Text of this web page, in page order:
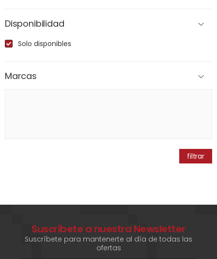
Disponibilidad
Solo disponibles
Marcas
filtrar
Suscríbete a nuestra Newsletter
Suscríbete para mantenerte al día de todas las
ofertas